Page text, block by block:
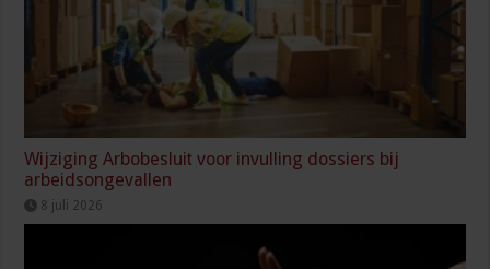
Wijziging Arbobesluit voor invulling dossiers bij
arbeidsongevallen
8 juli 2026